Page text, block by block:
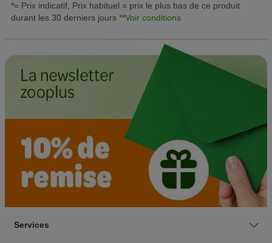
*= Prix indicatif, Prix habituel = prix le plus bas de ce produit
durant les 30 derniers jours **Voir conditions
Services